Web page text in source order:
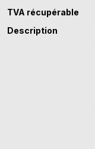
TVA récupérable
Description